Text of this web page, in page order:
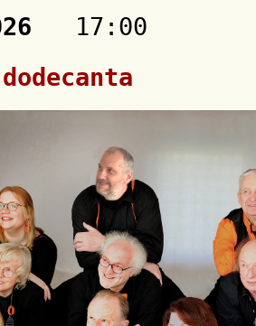
17:00